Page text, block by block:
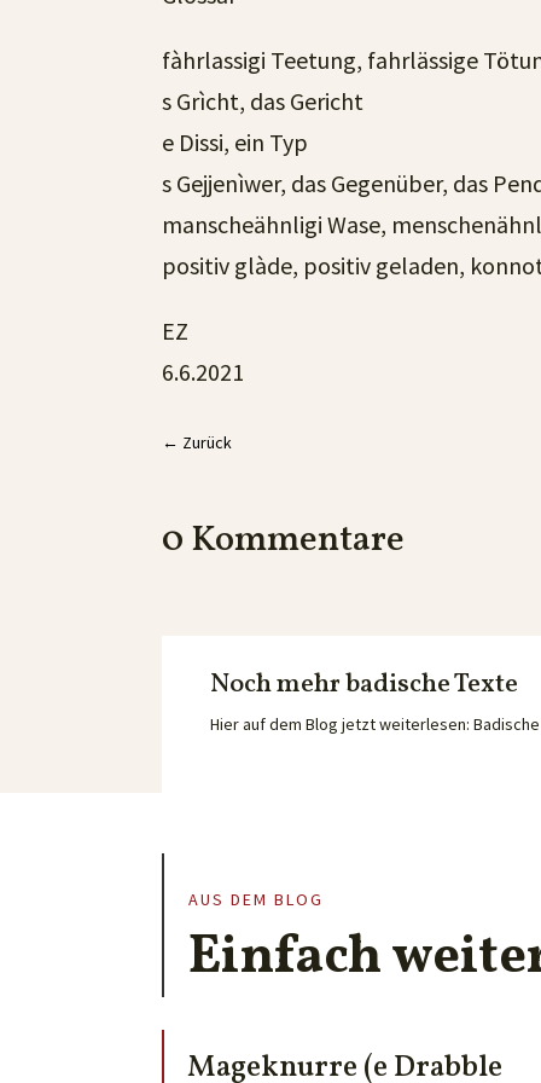
fàhrlassigi Teetung, fahrlässige
s Grìcht, das Gericht
e Dissi, ein Typ
s Gejjenìwer, das Gegenüber, das
manscheähnligi Wase,
positiv glàde, positiv geladen,
EZ
6.6.2021
← Zurück
0 Kommentare
Noch mehr badische Texte
Hier auf dem Blog jetzt weiterlesen:
AUS DEM BLOG
Einfach
Mageknurre (e Drabble